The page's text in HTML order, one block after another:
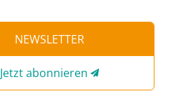
NEWSLETTER
Jetzt abonnieren